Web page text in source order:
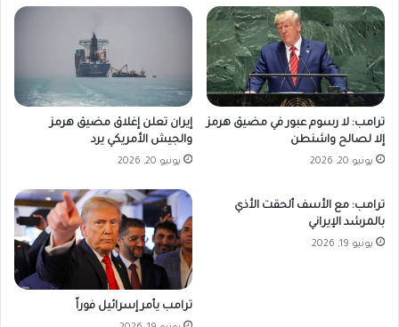
ترامب: لا رسوم عبور في مضيق هرمز
إلا لصالح واشنطن
يونيو 20, 2026
إيران تعلن إغلاق مضيق هرمز
والجيش الأمريكي يرد
يونيو 20, 2026
ترامب: مع الأسف ألحقت الأذي
بالمرشد الإيراني
يونيو 19, 2026
ترامب يأمر إسرائيل فوراً